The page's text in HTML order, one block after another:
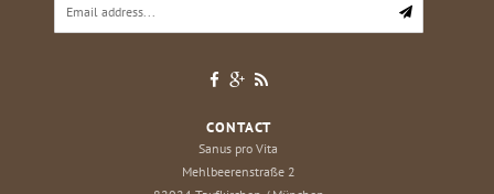
CONTACT
Sanus pro Vita
Mehlbeerenstraße 2